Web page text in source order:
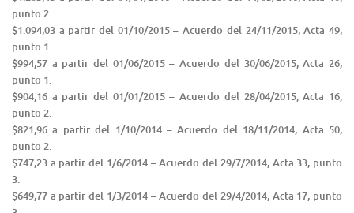
punto 2.
$1.094,03 a partir del 01/10/2015 – Acuerdo del 24/11/2015, Acta 49,
punto 1.
$994,57 a partir del 01/06/2015 – Acuerdo del 30/06/2015, Acta 26,
punto 1.
$904,16 a partir del 01/01/2015 – Acuerdo del 28/04/2015, Acta 16,
punto 2.
$821,96 a partir del 1/10/2014 – Acuerdo del 18/11/2014, Acta 50,
punto 2.
$747,23 a partir del 1/6/2014 – Acuerdo del 29/7/2014, Acta 33, punto
3.
$649,77 a partir del 1/3/2014 – Acuerdo del 29/4/2014, Acta 17, punto